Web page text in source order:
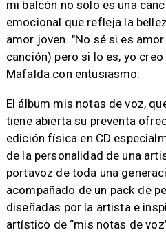
mi balcón no solo es una
emocional que refleja la
amor joven. "No sé si es
canción) pero si lo es, yo
Mafalda con entusiasmo.
El álbum mis notas de voz,
tiene abierta su preventa
edición física en CD
de la personalidad de una
portavoz de toda una
acompañado de un pack de
diseñadas por la artista e
artístico de “mis notas de